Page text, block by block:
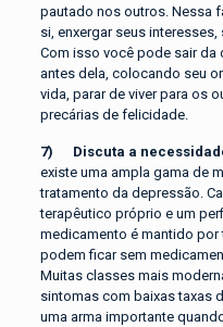
pautado nos outros. Nessa
si, enxergar seus
Com isso você pode sair da
antes dela, colocando seu
vida, parar de viver para os
precárias de felicidade.
7) Discuta a
existe uma ampla gama de
tratamento da depressão.
terapêutico próprio e um
medicamento é mantido por
podem ficar sem
Muitas classes mais
sintomas com baixas taxas
uma arma importante